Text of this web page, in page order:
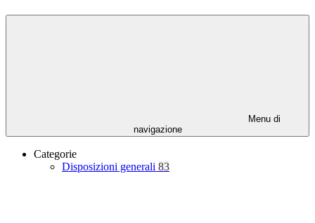
Menu di
navigazione
Categorie
Disposizioni generali 83